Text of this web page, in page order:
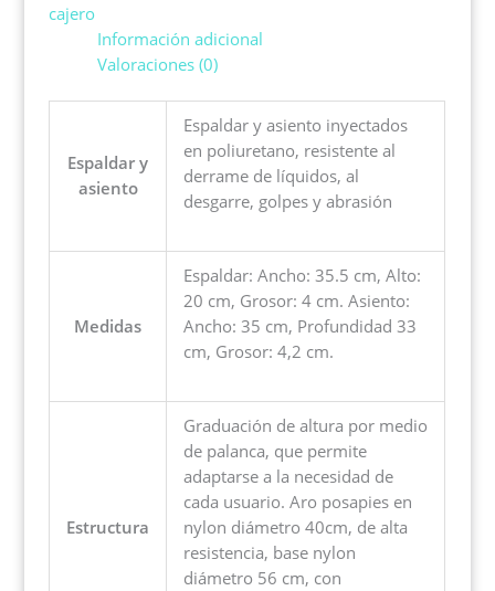
cajero
Información adicional
Valoraciones (0)
Espaldar y
asiento
Espaldar y asiento inyectados
en poliuretano, resistente al
derrame de líquidos, al
desgarre, golpes y abrasión
Medidas
Espaldar: Ancho: 35.5 cm, Alto:
20 cm, Grosor: 4 cm. Asiento:
Ancho: 35 cm, Profundidad 33
cm, Grosor: 4,2 cm.
Estructura
Graduación de altura por medio
de palanca, que permite
adaptarse a la necesidad de
cada usuario. Aro posapies en
nylon diámetro 40cm, de alta
resistencia, base nylon
diámetro 56 cm, con